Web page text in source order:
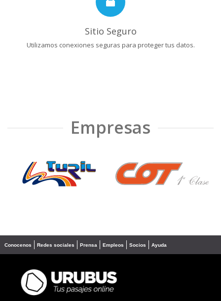
Sitio Seguro
Utilizamos conexiones seguras para proteger tus datos.
Empresas
❮ ❯
Conocenos Redes sociales Prensa Empleos Socios Ayuda